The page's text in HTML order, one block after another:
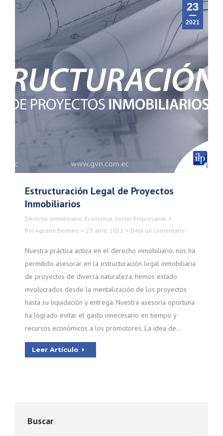
23
2021
Estructuración Legal de Proyectos
Inmobiliarios
Derecho Inmobiliario, Economía, Sector Empresarial
Por Agustin Bermeo 23 abril, 2021 Deja un comentario
Nuestra práctica activa en el derecho inmobiliario, nos ha
permitido asesorar en la estructuración legal inmobiliaria
de proyectos de diversa naturaleza, hemos estado
involucrados desde la mentalización de los proyectos
hasta su liquidación y entrega. Nuestra asesoría oportuna
ha logrado evitar el gasto innecesario en tiempo y
recursos económicos a los promotores. La idea de…
Leer Artículo
Buscar